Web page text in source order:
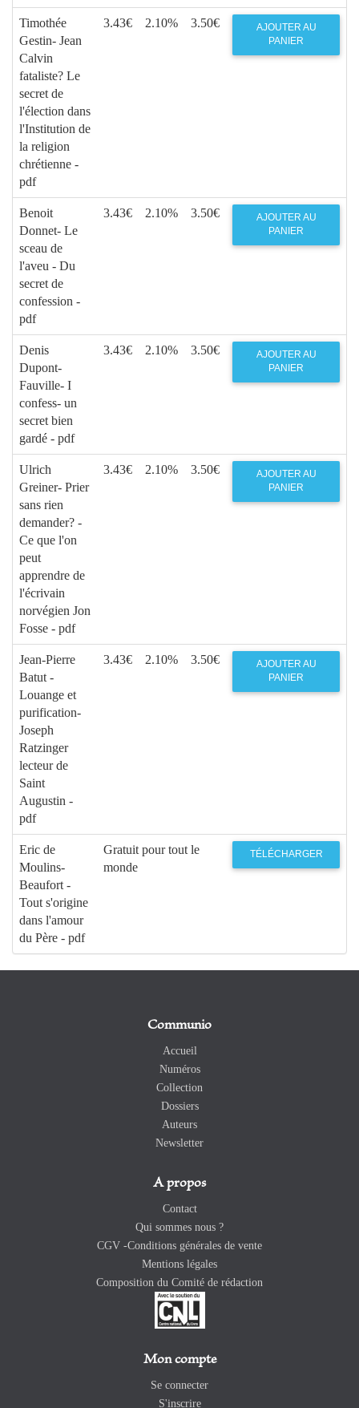
Timothée
Gestin- Jean
Calvin
fataliste? Le
secret de
l'élection dans
l'Institution de
la religion
chrétienne -
pdf
3.43€ 2.10% 3.50€
AJOUTER AU
PANIER
Benoit
Donnet- Le
sceau de
l'aveu - Du
secret de
confession -
pdf
3.43€ 2.10% 3.50€
AJOUTER AU
PANIER
Denis
Dupont-
Fauville- I
confess- un
secret bien
gardé - pdf
3.43€ 2.10% 3.50€
AJOUTER AU
PANIER
Ulrich
Greiner- Prier
sans rien
demander? -
Ce que l'on
peut
apprendre de
l'écrivain
norvégien Jon
Fosse - pdf
3.43€ 2.10% 3.50€
AJOUTER AU
PANIER
Jean-Pierre
Batut -
Louange et
purification-
Joseph
Ratzinger
lecteur de
Saint
Augustin -
pdf
3.43€ 2.10% 3.50€
AJOUTER AU
PANIER
Eric de
Moulins-
Beaufort -
Tout s'origine
dans l'amour
du Père - pdf
Gratuit pour tout le
monde
TÉLÉCHARGER
Communio
Accueil
Numéros
Collection
Dossiers
Auteurs
Newsletter
A propos
Contact
Qui sommes nous ?
CGV -Conditions générales de vente
Mentions légales
Composition du Comité de rédaction
Mon compte
Se connecter
S'inscrire